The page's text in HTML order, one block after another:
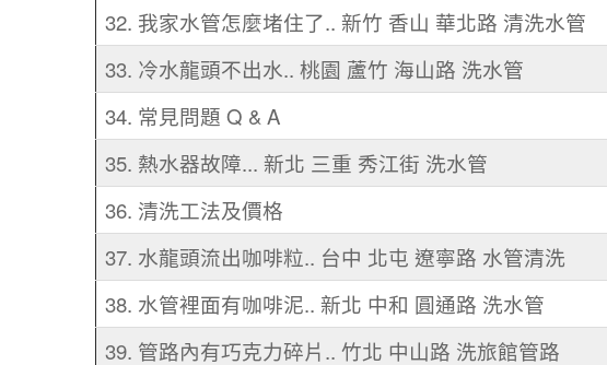
32. 我家水管怎麼堵住了.. 新竹 香山 華北路 清洗水管
33. 冷水龍頭不出水.. 桃園 蘆竹 海山路 洗水管
34. 常見問題 Q & A
35. 熱水器故障... 新北 三重 秀江街 洗水管
36. 清洗工法及價格
37. 水龍頭流出咖啡粒.. 台中 北屯 遼寧路 水管清洗
38. 水管裡面有咖啡泥.. 新北 中和 圓通路 洗水管
39. 管路內有巧克力碎片.. 竹北 中山路 洗旅館管路